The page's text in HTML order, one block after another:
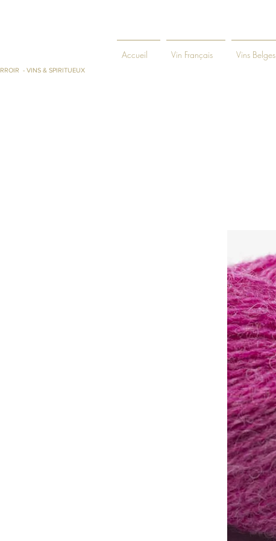
- VINS & SPIRITUEUX
Accueil Vin Français Vins Belges